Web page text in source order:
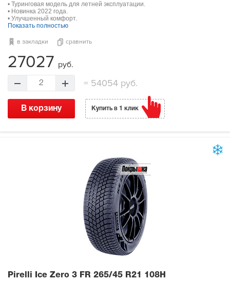
• Туринговая модель для летней эксплуатации.
• Новинка 2022 года.
• Улучшенный комфорт.
Показать полностью
в закладки сравнить
27027 руб.
2 = 54054 руб.
В корзину Купить в 1 клик
Pirelli Ice Zero 3 FR 265/45 R21 108H